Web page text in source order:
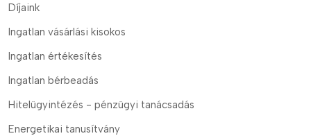
Díjaink
Ingatlan vásárlási kisokos
Ingatlan értékesítés
Ingatlan bérbeadás
Hitelügyintézés - pénzügyi tanácsadás
Energetikai tanusítvány